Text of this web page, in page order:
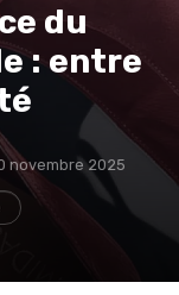
du
: entre
novembre 2025